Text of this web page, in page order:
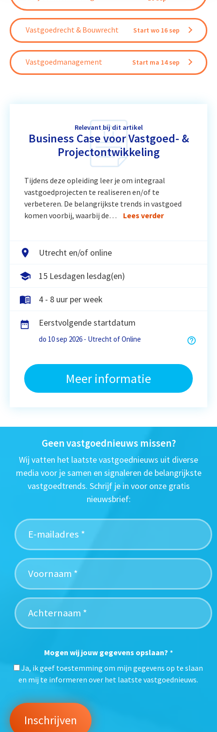
Vastgoedrecht & Bouwrecht Start wo 16 sep
Vastgoedmanagement Start ma 14 sep
Relevant bij dit artikel
Business Case voor Vastgoed- &
Projectontwikkeling
Tijdens deze opleiding leer je om integraal
vastgoedprojecten te realiseren en/of te
verbeteren. De belangrijkste trends in vastgoed
komen voorbij, waarbij de…
Lees verder
Utrecht en/of online
15 Lesdagen lesdag(en)
4 - 8 uur per week
Eerstvolgende startdatum
do 10 sep 2026 - Utrecht of Online
Meer informatie
Geen vastgoednieuws missen?
Wij vatten het laatste vastgoednieuws uit diverse
media voor je samen en signaleren de belangrijkste
vastgoedtrends. Schrijf je in voor onze gratis
nieuwsbrief:
Mogen wij jouw gegevens opslaan? *
Ja, ik geef toestemming om mijn gegevens op te slaan
en mij te informeren over het laatste vastgoednieuws.